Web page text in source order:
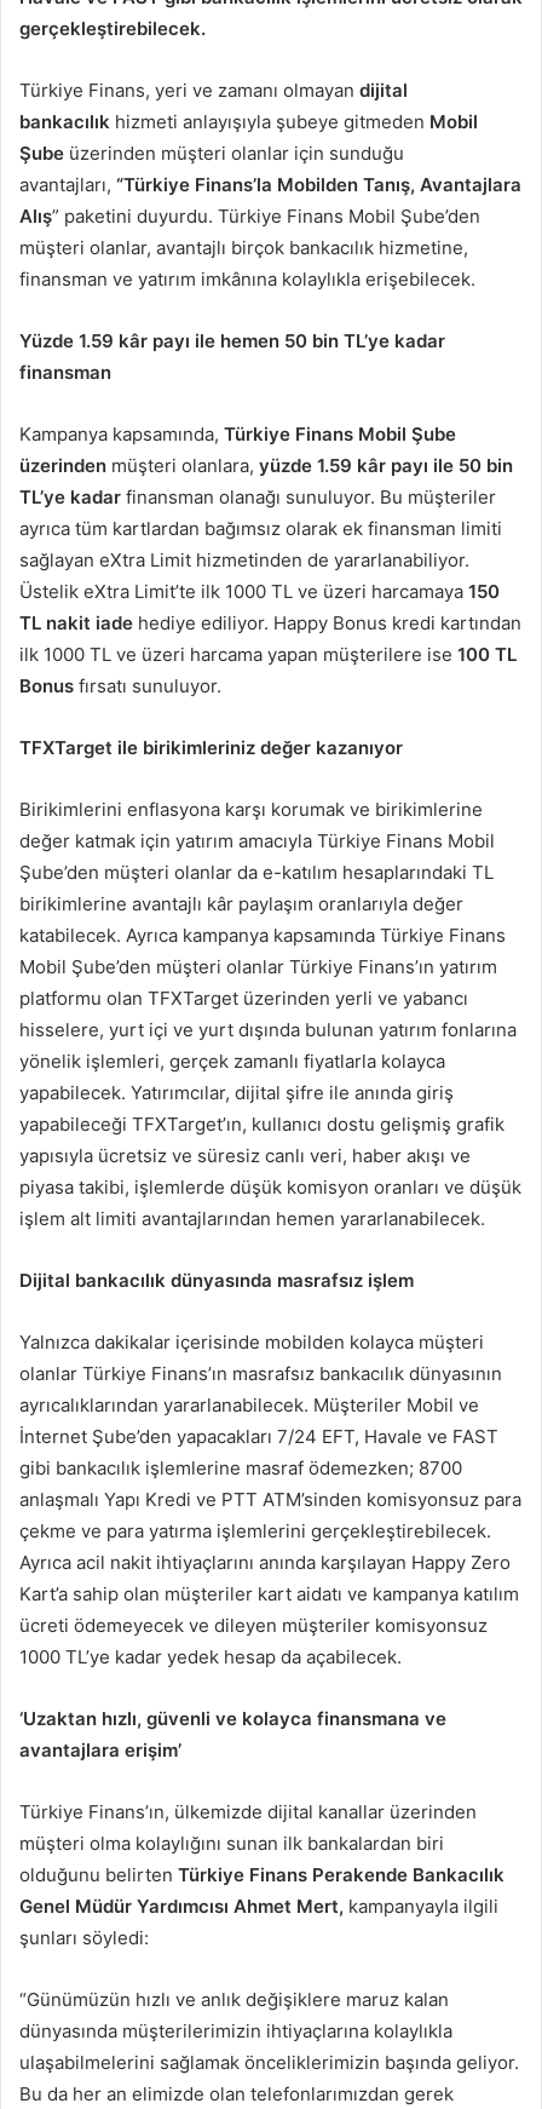
gerçekleştirebilecek.
Türkiye Finans, yeri ve zamanı olmayan dijital
bankacılık hizmeti anlayışıyla şubeye gitmeden Mobil
Şube üzerinden müşteri olanlar için sunduğu
avantajları, “Türkiye Finans’la Mobilden Tanış, Avantajlara
Alış” paketini duyurdu. Türkiye Finans Mobil Şube’den
müşteri olanlar, avantajlı birçok bankacılık hizmetine,
finansman ve yatırım imkânına kolaylıkla erişebilecek.
Yüzde 1.59 kâr payı ile hemen 50 bin TL’ye kadar
finansman
Kampanya kapsamında, Türkiye Finans Mobil Şube
üzerinden müşteri olanlara, yüzde 1.59 kâr payı ile 50 bin
TL’ye kadar finansman olanağı sunuluyor. Bu müşteriler
ayrıca tüm kartlardan bağımsız olarak ek finansman limiti
sağlayan eXtra Limit hizmetinden de yararlanabiliyor.
Üstelik eXtra Limit’te ilk 1000 TL ve üzeri harcamaya 150
TL nakit iade hediye ediliyor. Happy Bonus kredi kartından
ilk 1000 TL ve üzeri harcama yapan müşterilere ise 100 TL
Bonus fırsatı sunuluyor.
TFXTarget ile birikimleriniz değer kazanıyor
Birikimlerini enflasyona karşı korumak ve birikimlerine
değer katmak için yatırım amacıyla Türkiye Finans Mobil
Şube’den müşteri olanlar da e-katılım hesaplarındaki TL
birikimlerine avantajlı kâr paylaşım oranlarıyla değer
katabilecek. Ayrıca kampanya kapsamında Türkiye Finans
Mobil Şube’den müşteri olanlar Türkiye Finans’ın yatırım
platformu olan TFXTarget üzerinden yerli ve yabancı
hisselere, yurt içi ve yurt dışında bulunan yatırım fonlarına
yönelik işlemleri, gerçek zamanlı fiyatlarla kolayca
yapabilecek. Yatırımcılar, dijital şifre ile anında giriş
yapabileceği TFXTarget’ın, kullanıcı dostu gelişmiş grafik
yapısıyla ücretsiz ve süresiz canlı veri, haber akışı ve
piyasa takibi, işlemlerde düşük komisyon oranları ve düşük
işlem alt limiti avantajlarından hemen yararlanabilecek.
Dijital bankacılık dünyasında masrafsız işlem
Yalnızca dakikalar içerisinde mobilden kolayca müşteri
olanlar Türkiye Finans’ın masrafsız bankacılık dünyasının
ayrıcalıklarından yararlanabilecek. Müşteriler Mobil ve
İnternet Şube’den yapacakları 7/24 EFT, Havale ve FAST
gibi bankacılık işlemlerine masraf ödemezken; 8700
anlaşmalı Yapı Kredi ve PTT ATM’sinden komisyonsuz para
çekme ve para yatırma işlemlerini gerçekleştirebilecek.
Ayrıca acil nakit ihtiyaçlarını anında karşılayan Happy Zero
Kart’a sahip olan müşteriler kart aidatı ve kampanya katılım
ücreti ödemeyecek ve dileyen müşteriler komisyonsuz
1000 TL’ye kadar yedek hesap da açabilecek.
‘Uzaktan hızlı, güvenli ve kolayca finansmana ve
avantajlara erişim’
Türkiye Finans’ın, ülkemizde dijital kanallar üzerinden
müşteri olma kolaylığını sunan ilk bankalardan biri
olduğunu belirten Türkiye Finans Perakende Bankacılık
Genel Müdür Yardımcısı Ahmet Mert, kampanyayla ilgili
şunları söyledi:
“Günümüzün hızlı ve anlık değişiklere maruz kalan
dünyasında müşterilerimizin ihtiyaçlarına kolaylıkla
ulaşabilmelerini sağlamak önceliklerimizin başında geliyor.
Bu da her an elimizde olan telefonlarımızdan gerek